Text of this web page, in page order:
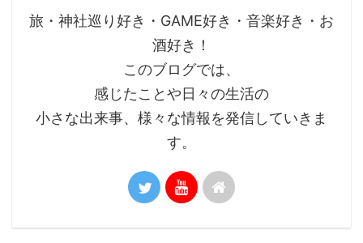
旅・神社巡り好き・GAME好き・音楽好き・お
酒好き！
このブログでは、
感じたことや日々の生活の
小さな出来事、様々な情報を発信していきま
す。